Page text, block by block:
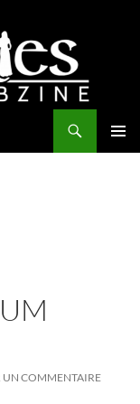
UN COMMENTAIRE